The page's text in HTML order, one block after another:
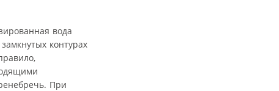
вода
контурах
При